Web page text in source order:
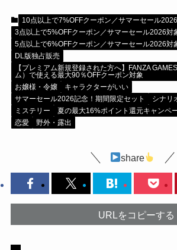
10点以上で7%OFFクーポン／サマーセール
3点以上で5%OFFクーポン／サマーセール2026対
5点以上で6%OFFクーポン／サマーセール2026対
DL版独占販売
【プレミアム新規登録された方へ】FANZA
ム）で使える最大90％OFFクーポン対象
お嬢様・令嬢
キャラクターがいい
サマーセール2026記念！期間限定セット
シナリ
ミステリー
夏の最大16%ポイント還元キャンペ
恋愛
野外・露出
share
URLをコピーする